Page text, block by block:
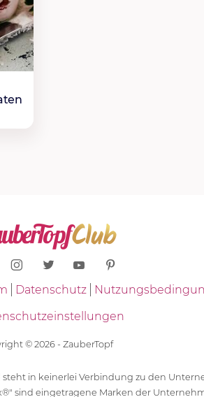
Datenschutz
© 2026 - ZauberTopf
in keinerlei Verbindung zu den
sind eingetragene Marken der